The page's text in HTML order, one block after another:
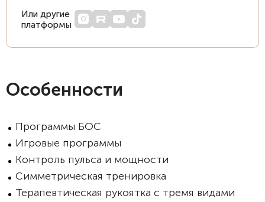
Или другие
платформы
Особенности
Программы БОС
Игровые программы
Контроль пульса и мощности
Симметрическая тренировка
Терапевтическая рукоятка с тремя видами